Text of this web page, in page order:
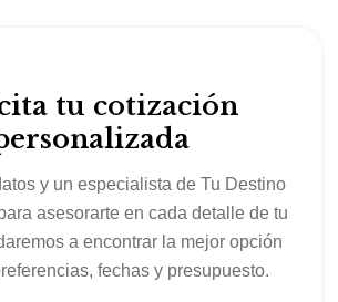
tu cotización
y un especialista de Tu Destino
asesorarte en cada detalle de tu
a encontrar la mejor opción
fechas y presupuesto.